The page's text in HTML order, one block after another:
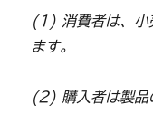
(1) 消費者は、小
ます。
(2) 購入者は製品